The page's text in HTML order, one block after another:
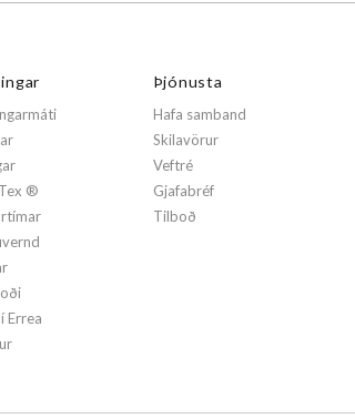
®
Errea
Þjónusta
Hafa samband
Skilavörur
Veftré
Gjafabréf
Tilboð